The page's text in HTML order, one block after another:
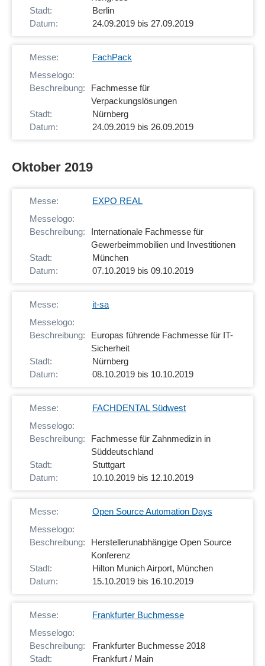
Berlin
24.09.2019 bis 27.09.2019
FachPack
Fachmesse für
Verpackungslösungen
Nürnberg
24.09.2019 bis 26.09.2019
Oktober 2019
EXPO REAL
Internationale Fachmesse für
Gewerbeimmobilien und Investitionen
München
07.10.2019 bis 09.10.2019
it-sa
Europas führende Fachmesse für IT-
Sicherheit
Nürnberg
08.10.2019 bis 10.10.2019
FACHDENTAL Südwest
Fachmesse für Zahnmedizin in
Süddeutschland
Stuttgart
10.10.2019 bis 12.10.2019
Open Source Automation Days
Herstellerunabhängige Open Source
Konferenz
Hilton Munich Airport, München
15.10.2019 bis 16.10.2019
Frankfurter Buchmesse
Frankfurter Buchmesse 2018
Frankfurt / Main